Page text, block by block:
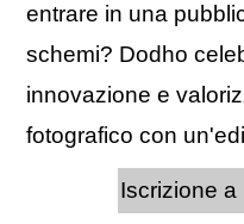
entrare in una
schemi? Dodho
innovazione e
fotografico con
Iscrizione a